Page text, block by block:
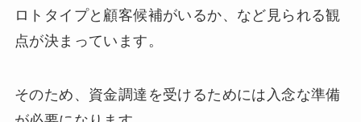
ロトタイプと顧客候補がいるか、など見られる観
点が決まっています。
そのため、資金調達を受けるためには入念な準備